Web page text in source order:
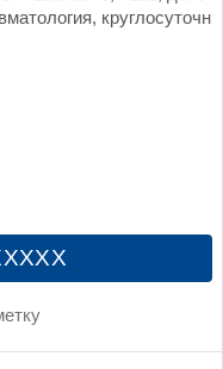
круглосуточн